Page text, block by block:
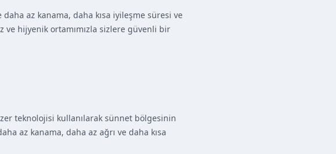
az kanama, daha kısa iyileşme süresi ve
ve hijyenik ortamımızla sizlere güvenli bir
teknolojisi kullanılarak sünnet bölgesinin
az kanama, daha az ağrı ve daha kısa